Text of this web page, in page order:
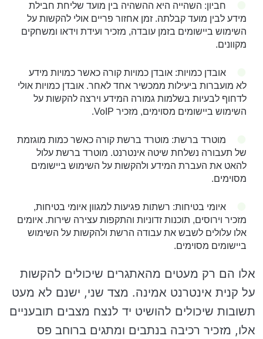
חביון: השהייה היא ההשהיה בין מועד שליחת חבילת
מידע לבין מועד קבלתה. זמן אחזור פריים אולי להקשות על
השימוש ביישומים בזמן עובדה, מזכיר ועידת וידאו ומשחקים
מקוונים.
אובדן כמויות: אובדן כמויות קורה כאשר כמויות מידע
לא מועברות ביעילות ממכשיר אחד לאחר. אובדן כמויות אולי
לדחוף לבעיות בשלמות גמורה המידע וירצה להקשות על
השימוש ביישומים מסוימים, מזכיר VoIP.
מוטרד ברשת: מוטרד ברשת קורה כאשר כמות מוגזמת
של תעבורה נשלחת שיטה אינטרנט. מוטרד ברשת עלול
להאט את העברת המידע ולהקשות על השימוש ביישומים
מסוימים.
איומי בטיחות: רשתות פגיעות למגוון איומי בטיחות,
מזכיר וירוסים, תוכנות זדוניות והתקפות עצירה שירות. איומים
אלו עלולים לשבש את עבודה הרשת ולהקשות על השימוש
ביישומים מסוימים.
אלו הם רק מעטים מהאתגרים שיכולים להקשות
על קנית אינטרנט אמינה. מצד שני, ישנם לא מעט
תשובות שיכולים להושיט יד לנצח מצבים תובעניים
אלו, מזכיר רכיבה בנתבים ומתגים ברוחב פס